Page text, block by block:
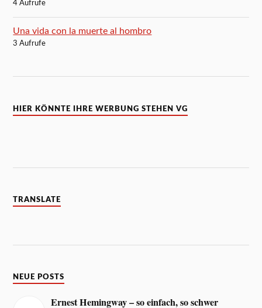
4 Aufrufe
Una vida con la muerte al hombro
3 Aufrufe
HIER KÖNNTE IHRE WERBUNG STEHEN VG
TRANSLATE
NEUE POSTS
Ernest Hemingway – so einfach, so schwer